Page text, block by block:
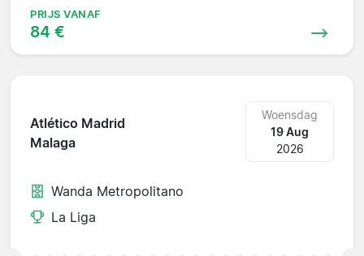
PRIJS VANAF
84 €
Atlético Madrid
Malaga
Woensdag
19 Aug
2026
Wanda Metropolitano
La Liga